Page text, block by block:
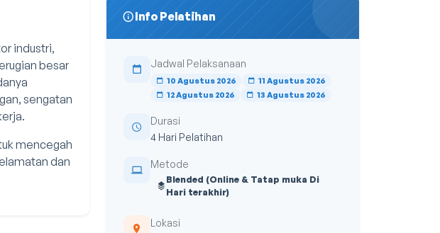
industri,
besar
sengatan
mencegah
dan
Info Pelatihan
Jadwal Pelaksanaan
10 Agustus 2026
11 Agustus 2026
12 Agustus 2026
13 Agustus 2026
Durasi
4 Hari Pelatihan
Metode
Blended (Online & Tatap muka Di
Hari terakhir)
Lokasi